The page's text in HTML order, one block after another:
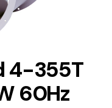
4-355T
60Hz